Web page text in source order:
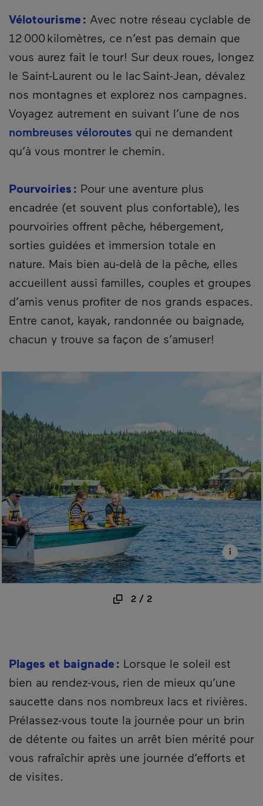
Vélotourisme : Avec notre réseau cyclable de
12 000 kilomètres, ce n’est pas demain que
vous aurez fait le tour! Sur deux roues, longez
le Saint-Laurent ou le lac Saint-Jean, dévalez
nos montagnes et explorez nos campagnes.
Voyagez autrement en suivant l’une de nos
nombreuses véloroutes qui ne demandent
qu’à vous montrer le chemin.
Pourvoiries : Pour une aventure plus
encadrée (et souvent plus confortable), les
pourvoiries offrent pêche, hébergement,
sorties guidées et immersion totale en
nature. Mais bien au-delà de la pêche, elles
accueillent aussi familles, couples et groupes
d’amis venus profiter de nos grands espaces.
Entre canot, kayak, randonnée ou baignade,
chacun y trouve sa façon de s’amuser!
2/ 2
Plages et baignade : Lorsque le soleil est
bien au rendez-vous, rien de mieux qu’une
saucette dans nos nombreux lacs et rivières.
Prélassez-vous toute la journée pour un brin
de détente ou faites un arrêt bien mérité pour
vous rafraîchir après une journée d’efforts et
de visites.